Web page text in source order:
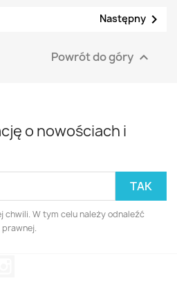
Następny 
Powrót do góry 
o nowościach i
chwili. W tym celu należy odnaleźć